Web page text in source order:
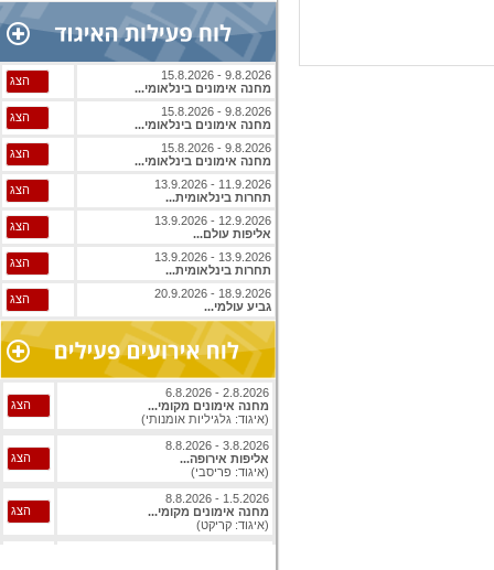
9.8.2026 - 15.8.2026
מחנה אימונים בינלאומי...
הצג
9.8.2026 - 15.8.2026
מחנה אימונים בינלאומי...
הצג
9.8.2026 - 15.8.2026
מחנה אימונים בינלאומי...
הצג
11.9.2026 - 13.9.2026
תחרות בינלאומית...
הצג
12.9.2026 - 13.9.2026
אליפות עולם...
הצג
13.9.2026 - 13.9.2026
תחרות בינלאומית...
הצג
18.9.2026 - 20.9.2026
גביע עולמי...
הצג
2.8.2026 - 6.8.2026
מחנה אימונים מקומי...
(איגוד: גלגיליות אומנותי)
הצג
3.8.2026 - 8.8.2026
אליפות אירופה...
(איגוד: פריסבי)
הצג
1.5.2026 - 8.8.2026
מחנה אימונים מקומי...
(איגוד: קריקט)
הצג